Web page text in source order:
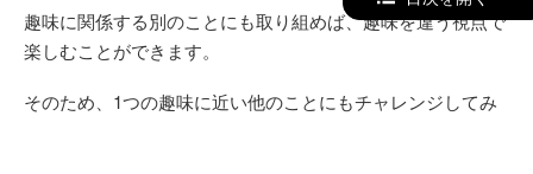
趣味に関係する別のことにも取り組めば、趣味を違う視点で
楽しむことができます。
そのため、1つの趣味に近い他のことにもチャレンジしてみ